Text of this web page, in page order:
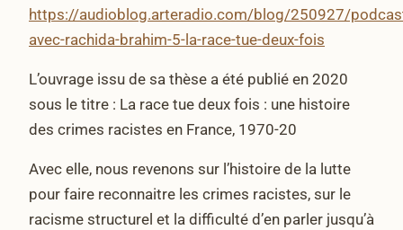
https://audioblog.arteradio.com/blog/250927/
avec-rachida-brahim-5-la-race-tue-deux-fois
L’ouvrage issu de sa thèse a été publié en 2020
sous le titre : La race tue deux fois : une histoire
des crimes racistes en France, 1970-20
Avec elle, nous revenons sur l’histoire de la lutte
pour faire reconnaitre les crimes racistes, sur le
racisme structurel et la difficulté d’en parler jusqu’à